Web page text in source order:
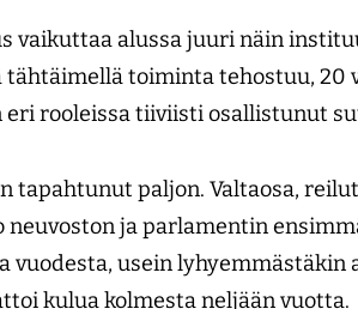
vaikuttaa alussa juuri näin
toiminta tehostuu, 20
rooleissa tiiviisti osallistunut
tapahtunut paljon. Valtaosa,
neuvoston ja parlamentin
vuodesta, usein lyhyemmästäkin
kulua kolmesta neljään vuotta.